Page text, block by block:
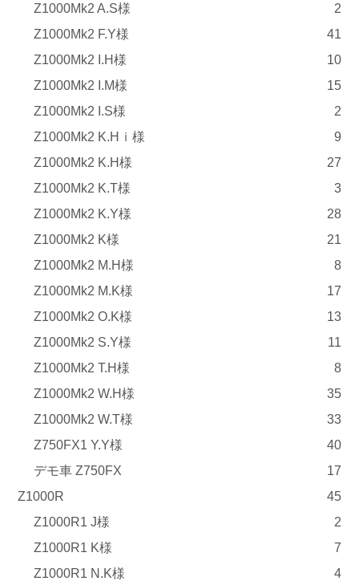
Z1000Mk2 A.S様
2
Z1000Mk2 F.Y様
41
Z1000Mk2 I.H様
10
Z1000Mk2 I.M様
15
Z1000Mk2 I.S様
2
Z1000Mk2 K.Hｉ様
9
Z1000Mk2 K.H様
27
Z1000Mk2 K.T様
3
Z1000Mk2 K.Y様
28
Z1000Mk2 K様
21
Z1000Mk2 M.H様
8
Z1000Mk2 M.K様
17
Z1000Mk2 O.K様
13
Z1000Mk2 S.Y様
11
Z1000Mk2 T.H様
8
Z1000Mk2 W.H様
35
Z1000Mk2 W.T様
33
Z750FX1 Y.Y様
40
デモ車 Z750FX
17
Z1000R
45
Z1000R1 J様
2
Z1000R1 K様
7
Z1000R1 N.K様
4